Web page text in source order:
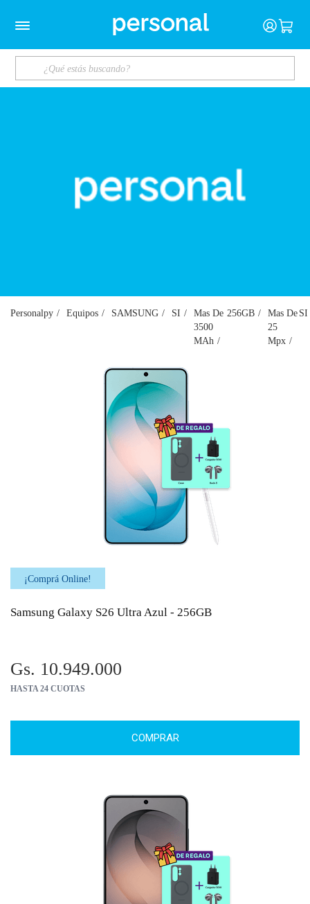
Personalpy Equipos SAMSUNG SI
Mas De
3500
MAh
256GB
Mas De
25
Mpx
SI
¡Comprá Online!
Samsung Galaxy S26 Ultra Azul - 256GB
Gs. 10.949.000
HASTA 24 CUOTAS
COMPRAR